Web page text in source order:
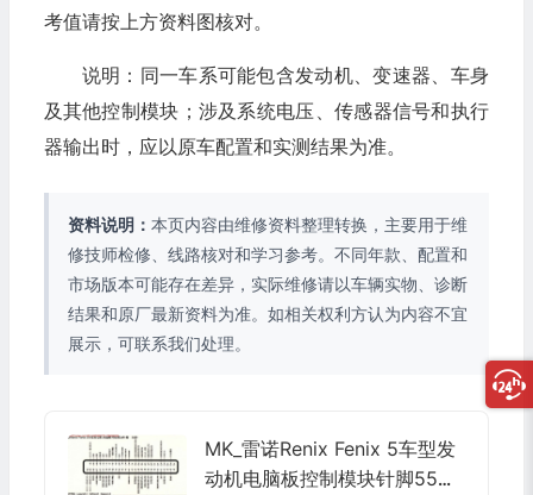
考值请按上方资料图核对。
说明：同一车系可能包含发动机、变速器、车身
及其他控制模块；涉及系统电压、传感器信号和执行
器输出时，应以原车配置和实测结果为准。
资料说明： 本页内容由维修资料整理转换，主要用于维
修技师检修、线路核对和学习参考。不同年款、配置和
市场版本可能存在差异，实际维修请以车辆实物、诊断
结果和原厂最新资料为准。如相关权利方认为内容不宜
展示，可联系我们处理。
MK_雷诺Renix Fenix 5车型发
动机电脑板控制模块针脚55针